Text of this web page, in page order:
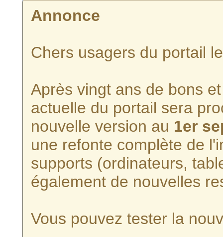
Annonce
Chers usagers du portail
Après vingt ans de bons
actuelle du portail sera
nouvelle version au 1er
une refonte complète de
supports (ordinateurs,
également de nouvelles
Vous pouvez tester la